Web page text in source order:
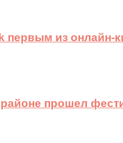
первым из онлайн-
прошел